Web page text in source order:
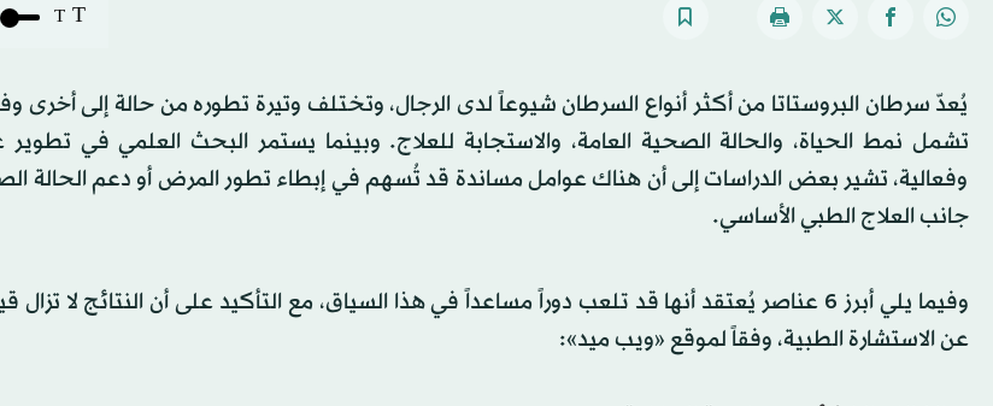
T
T
يُعدّ سرطان البروستاتا من أكثر أنواع السرطان شيوعاً لدى الرجال، وتختلف وتيرة تطوره من حالة إلى أخرى
تشمل نمط الحياة، والحالة الصحية العامة، والاستجابة للعلاج. وبينما يستمر البحث العلمي في
وفعالية، تشير بعض الدراسات إلى أن هناك عوامل مساندة قد تُسهم في إبطاء تطور المرض أو دعم الحالة
جانب العلاج الطبي الأساسي.
وفيما يلي أبرز 6 عناصر يُعتقد أنها قد تلعب دوراً مساعداً في هذا السياق، مع التأكيد على أن النتائج لا
عن الاستشارة الطبية، وفقاً لموقع «ويب ميد»: